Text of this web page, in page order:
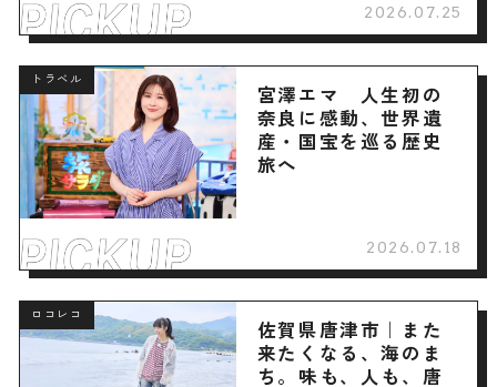
2026.07.25
トラベル
宮澤エマ 人生初の
奈良に感動、世界遺
産・国宝を巡る歴史
旅へ
2026.07.18
ロコレコ
佐賀県唐津市｜また
来たくなる、海のま
ち。味も、人も、唐